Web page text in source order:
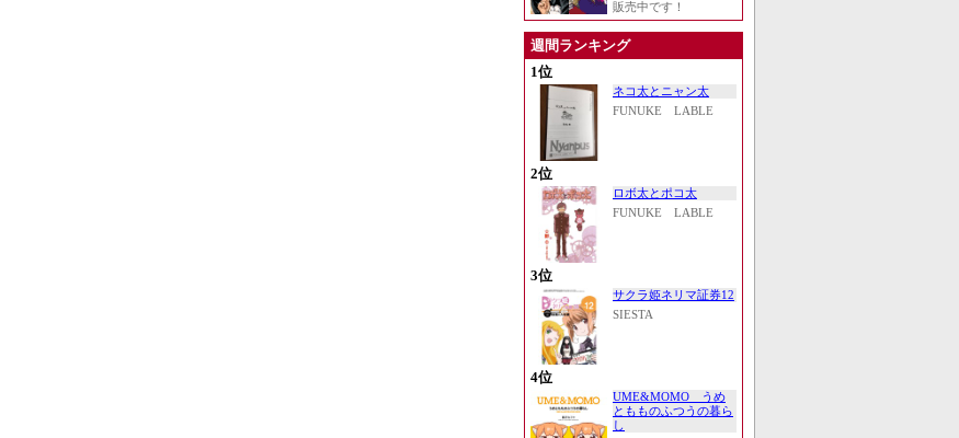
販売中です！
週間ランキング
1位
ネコ太とニャン太
FUNUKE LABLE
2位
ロボ太とポコ太
FUNUKE LABLE
3位
サクラ姫ネリマ証券12
SIESTA
4位
UME&MOMO うめ
ともものふつうの暮ら
し